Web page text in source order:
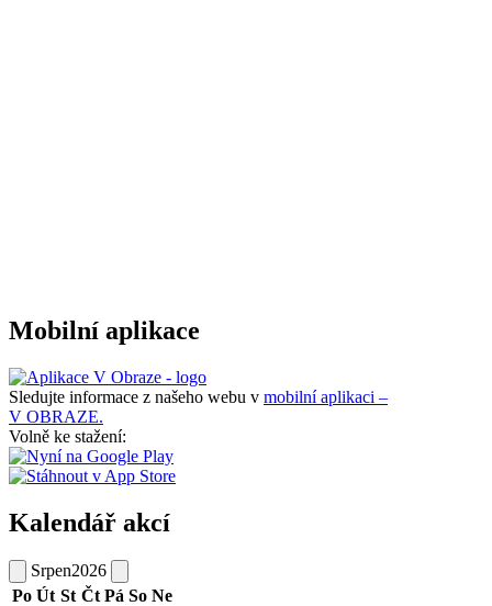
Mobilní aplikace
Sledujte informace z našeho webu v mobilní aplikaci –
V OBRAZE.
Volně ke stažení:
Kalendář akcí
Srpen2026
Po Út St Čt Pá So Ne